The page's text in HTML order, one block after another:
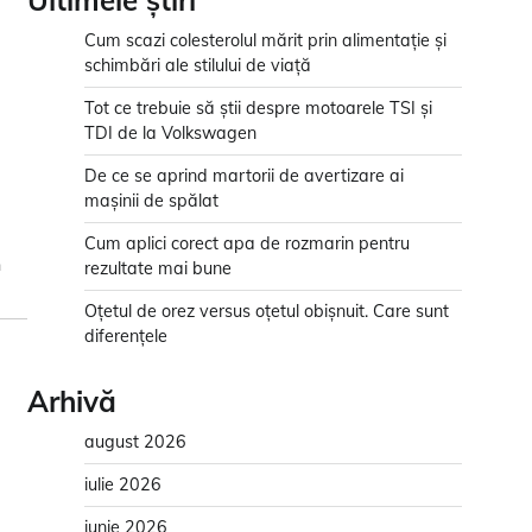
Cum scazi colesterolul mărit prin alimentație și
schimbări ale stilului de viață
Tot ce trebuie să știi despre motoarele TSI și
TDI de la Volkswagen
De ce se aprind martorii de avertizare ai
mașinii de spălat
Cum aplici corect apa de rozmarin pentru
rezultate mai bune
Oțetul de orez versus oțetul obișnuit. Care sunt
diferențele
Arhivă
august 2026
iulie 2026
iunie 2026